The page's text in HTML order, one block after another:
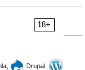
18+
Drupal,